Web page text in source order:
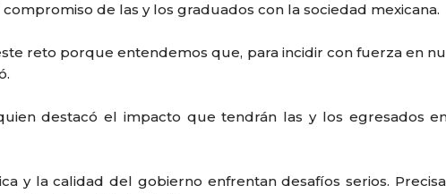
de las y los graduados con la sociedad mexicana.
reto porque entendemos que, para incidir con fuerza en
destacó el impacto que tendrán las y los egresados
y la calidad del gobierno enfrentan desafíos serios.